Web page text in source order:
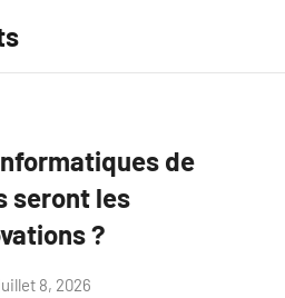
de
seront les
?
8, 2026